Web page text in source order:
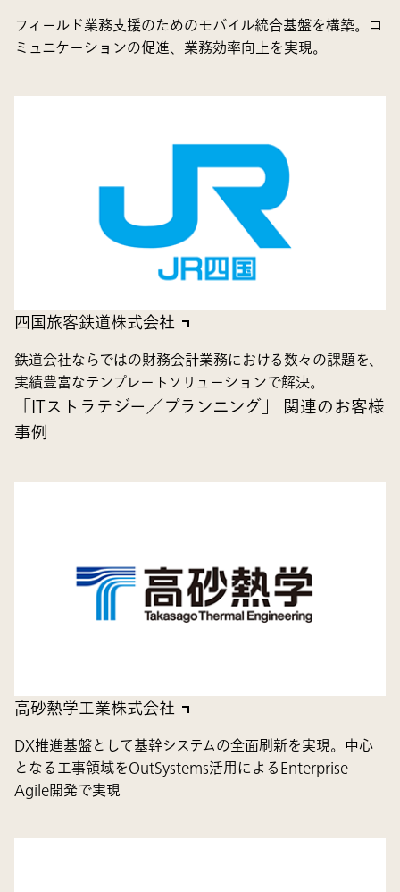
フィールド業務支援のためのモバイル統合基盤を構築。コ
ミュニケーションの促進、業務効率向上を実現。
四国旅客鉄道株式会社
鉄道会社ならではの財務会計業務における数々の課題を、
実績豊富なテンプレートソリューションで解決。
「ITストラテジー／プランニング」 関連のお客様
事例
高砂熱学工業株式会社
DX推進基盤として基幹システムの全面刷新を実現。中心
となる工事領域をOutSystems活用によるEnterprise
Agile開発で実現